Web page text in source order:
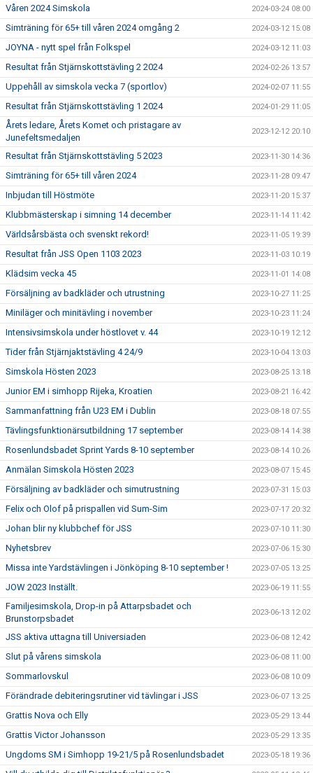
Våren 2024 Simskola 2024-03-24 08:00
Simträning för 65+ till våren 2024 omgång 2 2024-03-12 15:08
JOYNA - nytt spel från Folkspel 2024-03-12 11:03
Resultat från Stjärnskottstävling 2 2024 2024-02-26 13:57
Uppehåll av simskola vecka 7 (sportlov) 2024-02-07 11:55
Resultat från Stjärnskottstävling 1 2024 2024-01-29 11:05
Årets ledare, Årets Komet och pristagare av
Junefeltsmedaljen
2023-12-12 20:10
Resultat från Stjärnskottstävling 5 2023 2023-11-30 14:36
Simträning för 65+ till våren 2024 2023-11-28 09:47
Inbjudan till Höstmöte 2023-11-20 15:37
Klubbmästerskap i simning 14 december 2023-11-14 11:42
Världsårsbästa och svenskt rekord! 2023-11-05 19:39
Resultat från JSS Open 1103 2023 2023-11-03 10:19
Klädsim vecka 45 2023-11-01 14:08
Försäljning av badkläder och utrustning 2023-10-27 11:25
Miniläger och minitävling i november 2023-10-23 11:24
Intensivsimskola under höstlovet v. 44 2023-10-19 12:12
Tider från Stjärnjaktstävling 4 24/9 2023-10-04 13:03
Simskola Hösten 2023 2023-08-25 13:18
Junior EM i simhopp Rijeka, Kroatien 2023-08-21 16:42
Sammanfattning från U23 EM i Dublin 2023-08-18 07:55
Tävlingsfunktionärsutbildning 17 september 2023-08-14 14:38
Rosenlundsbadet Sprint Yards 8-10 september 2023-08-14 10:26
Anmälan Simskola Hösten 2023 2023-08-07 15:45
Försäljning av badkläder och simutrustning 2023-07-31 15:03
Felix och Olof på prispallen vid Sum-Sim 2023-07-17 20:32
Johan blir ny klubbchef för JSS 2023-07-10 11:30
Nyhetsbrev 2023-07-06 15:30
Missa inte Yardstävlingen i Jönköping 8-10 september ! 2023-07-05 13:25
JOW 2023 Inställt. 2023-06-19 11:55
Familjesimskola, Drop-in på Attarpsbadet och
Brunstorpsbadet
2023-06-13 12:02
JSS aktiva uttagna till Universiaden 2023-06-08 12:42
Slut på vårens simskola 2023-06-08 11:00
Sommarlovskul 2023-06-08 10:09
Förändrade debiteringsrutiner vid tävlingar i JSS 2023-06-07 13:25
Grattis Nova och Elly 2023-05-29 13:44
Grattis Victor Johansson 2023-05-29 13:35
Ungdoms SM i Simhopp 19-21/5 på Rosenlundsbadet 2023-05-18 19:36